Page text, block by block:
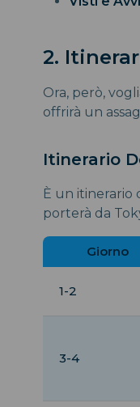
2.
Ora, però,
offrirà un
Itinerario
È un itinerario
porterà da
Giorno
1-2
3-4